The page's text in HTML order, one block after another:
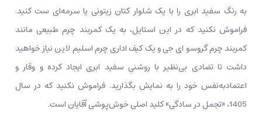
به رنگ سفید ابری را با یک شلوار کتان زیتونی یا سرمه‌ای ست کنید.
فراموش نکنید که در این استایل، به یک کمربند چرم طبیعی مانند
کمربند چرم گروسو ای جی و یک کیف اداری چرم اسلیم لاین نیاز خواهید
داشت تا تضادی بی‌نظیر با روشنیِ سفید ابری ایجاد کرده و وقار و
اعتمادبه‌نفس خود را به نمایش ‌بگذارید. فراموش نکنید که در سال
1405، «تجمل در سادگی» کلید اصلی خوش‌پوشی آقایان است.